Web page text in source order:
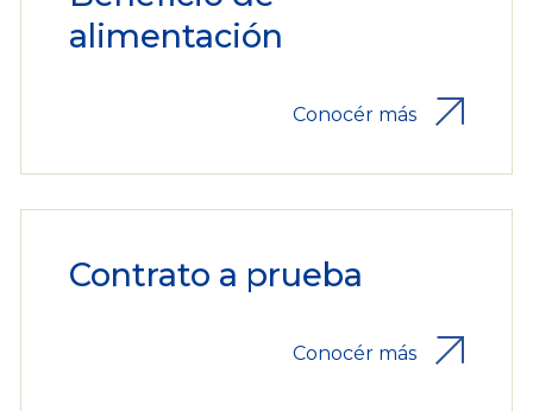
alimentación
Conocér más
Contrato a prueba
Conocér más